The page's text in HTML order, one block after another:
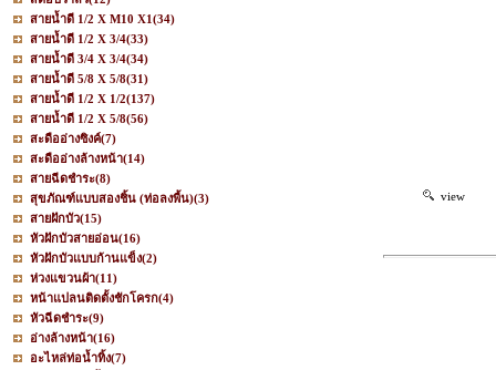
สายน้ำดี 1/2 X M10 X1(34)
สายน้ำดี 1/2 X 3/4(33)
สายน้ำดี 3/4 X 3/4(34)
สายน้ำดี 5/8 X 5/8(31)
สายน้ำดี 1/2 X 1/2(137)
สายน้ำดี 1/2 X 5/8(56)
สะดืออ่างซิงค์(7)
สะดืออ่างล้างหน้า(14)
สายฉีดชำระ(8)
สุขภัณฑ์แบบสองชิ้น (ท่อลงพื้น)(3)
สายฝักบัว(15)
หัวฝักบัวสายอ่อน(16)
หัวฝักบัวแบบก้านแข็ง(2)
ห่วงแขวนผ้า(11)
หน้าแปลนติดตั้งชักโครก(4)
หัวฉีดชำระ(9)
อ่างล้างหน้า(16)
อะไหล่ท่อน้ำทิ้ง(7)
view